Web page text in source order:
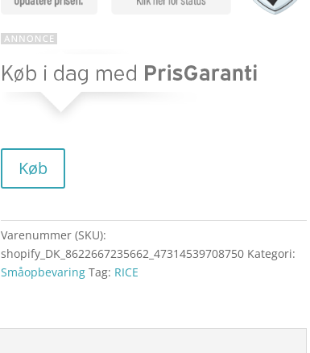
kr. 637,99.
Køb
Varenummer (SKU):
shopify_DK_8622667235662_47314539708750 Kategori:
Småopbevaring Tag: RICE